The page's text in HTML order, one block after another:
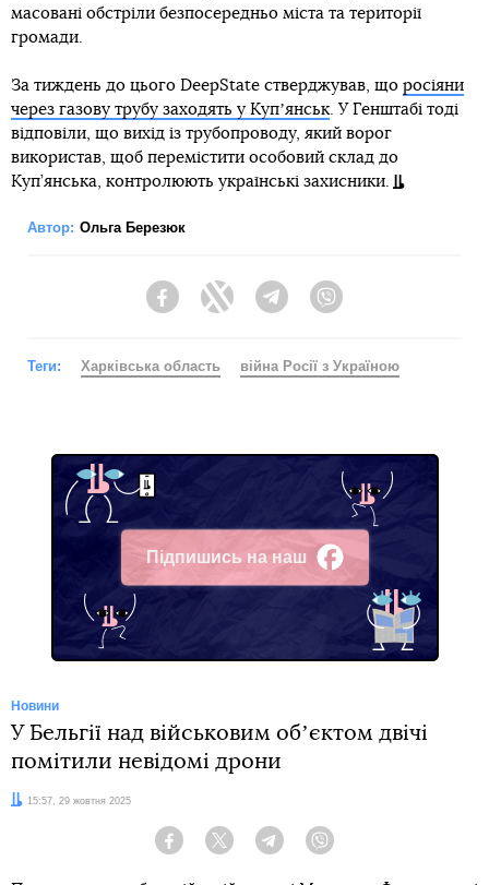
масовані обстріли безпосередньо міста та території
громади.
За тиждень до цього DeepState стверджував, що росіяни
через газову трубу заходять у Купʼянськ. У Генштабі тоді
відповіли, що вихід із трубопроводу, який ворог
використав, щоб перемістити особовий склад до
Куп’янська, контролюють українські захисники.
Автор: Ольга Березюк
FacebookTwitter Telegram
Теги: Харківська область війна Росії з Україною
Підпишись на наш
Facebook
Новини
У Бельгії над військовим обʼєктом двічі
помітили невідомі дрони
Дата:15:57, 29 жовтня 2025
Facebook Twitter Telegram